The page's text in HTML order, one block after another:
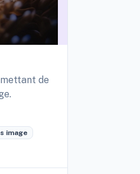
de
image